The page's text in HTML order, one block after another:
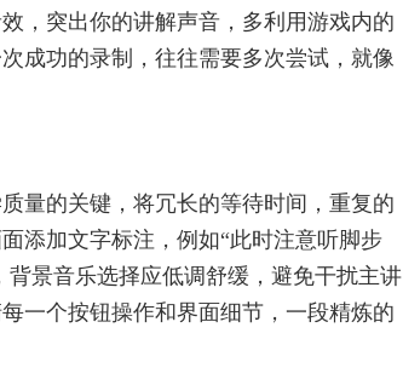
，突出你的讲解声音，多利用游戏内的
成功的录制，往往需要多次尝试，就像
量的关键，将冗长的等待时间，重复的
添加文字标注，例如“此时注意听脚步
景音乐选择应低调舒缓，避免干扰主讲
一个按钮操作和界面细节，一段精炼的